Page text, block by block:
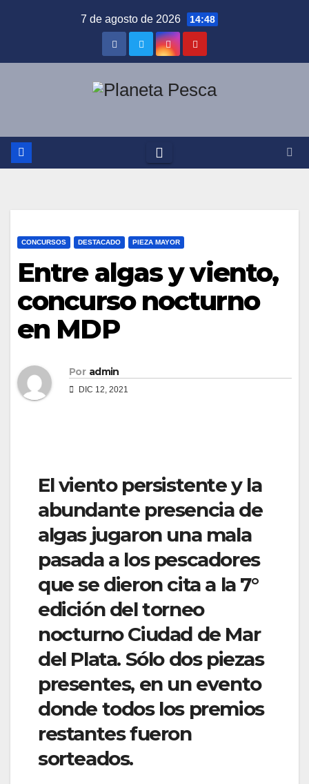
7 de agosto de 2026 14:48
CONCURSOS DESTACADO PIEZA MAYOR
Entre algas y viento,
concurso nocturno
en MDP
Por admin
DIC 12, 2021
El viento persistente y la
abundante presencia de
algas jugaron una mala
pasada a los pescadores
que se dieron cita a la 7°
edición del torneo
nocturno Ciudad de Mar
del Plata. Sólo dos piezas
presentes, en un evento
donde todos los premios
restantes fueron
sorteados.